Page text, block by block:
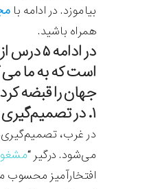
بیاموزد. در ادامه با
همراه باشید.
در ادامه
است که به ما می
جهان را قبضه
۱. در تصمیم‌گیری عجله نکنید
در غرب،
می‌شود. درگیر “
افتخارآمیز محسوب